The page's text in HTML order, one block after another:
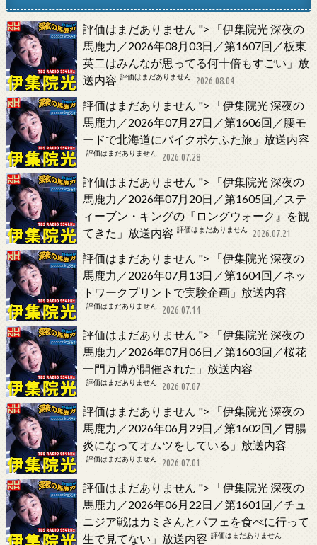
評価はまだありません ">
「伊集院光 深夜の
馬鹿力／2026年08月03日／第1607回／板東
英二はみんなが思ってる何十倍もすごい」放
送内容 評価はまだありません 2026.08.04
評価はまだありません ">
「伊集院光 深夜の
馬鹿力／2026年07月27日／第1606回／腰モ
ードで北海道にバイクポケふた旅」放送内容
評価はまだありません 2026.07.28
評価はまだありません ">
「伊集院光 深夜の
馬鹿力／2026年07月20日／第1605回／ステ
ィーブン・キングの『ロングウォーク』を観
てきた」放送内容 評価はまだありません 2026.07.21
評価はまだありません ">
「伊集院光 深夜の
馬鹿力／2026年07月13日／第1604回／ネッ
トワークプリントで実験企画」放送内容
評価はまだありません 2026.07.14
評価はまだありません ">
「伊集院光 深夜の
馬鹿力／2026年07月06日／第1603回／桜花
一門万博が開催された」放送内容
評価はまだありません 2026.07.07
評価はまだありません ">
「伊集院光 深夜の
馬鹿力／2026年06月29日／第1602回／胃腸
炎になってオムツをしている」放送内容
評価はまだありません 2026.07.01
評価はまだありません ">
「伊集院光 深夜の
馬鹿力／2026年06月22日／第1601回／チュ
ニジア戦はカミさんとパフェを食べに行って
生で見てない」放送内容 評価はまだありません